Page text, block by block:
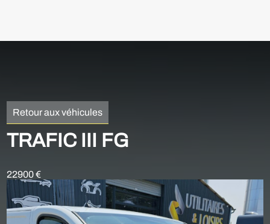
Retour aux véhicules
TRAFIC III FG
22900 €